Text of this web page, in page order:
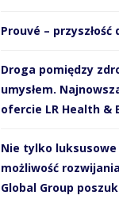
Prouvé –
Droga pomiędzy
umysłem.
ofercie LR Health &
Nie tylko
możliwość
Global Group